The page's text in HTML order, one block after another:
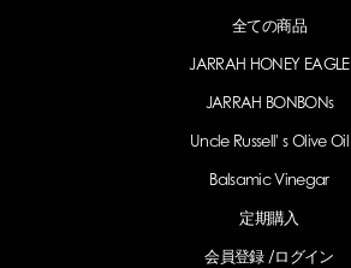
全ての商品
JARRAH HONEY EAGLE
JARRAH BONBONs
Uncle Russell' s Olive Oil
Balsamic Vinegar
定期購入
会員登録 /ログイン